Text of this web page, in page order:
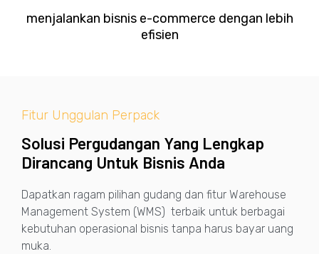
menjalankan bisnis e-commerce dengan lebih
efisien
Fitur Unggulan Perpack
Solusi Pergudangan Yang Lengkap
Dirancang Untuk Bisnis Anda
Dapatkan ragam pilihan gudang dan fitur Warehouse
Management System (WMS) terbaik untuk berbagai
kebutuhan operasional bisnis tanpa harus bayar uang
muka.